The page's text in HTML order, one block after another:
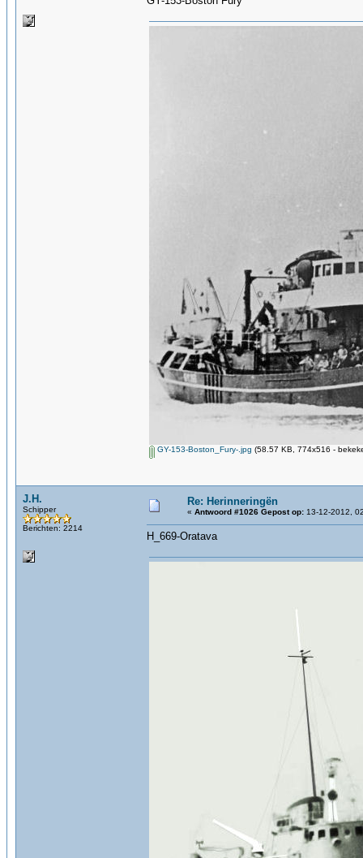
GY-153-Boston_Fury-.jpg (58.57 KB, 774x516 -
J.H.
Schipper
Berichten: 2214
Re: Herinneringën
« Antwoord #1026 Gepost op: 13-12-2012,
H_669-Oratava